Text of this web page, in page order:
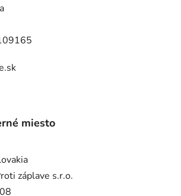
miesto
záplave s.r.o.